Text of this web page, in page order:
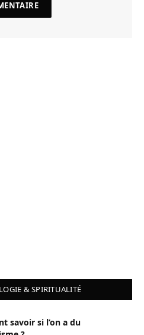
& SPIRITUALITÉ
savoir si l’on a du